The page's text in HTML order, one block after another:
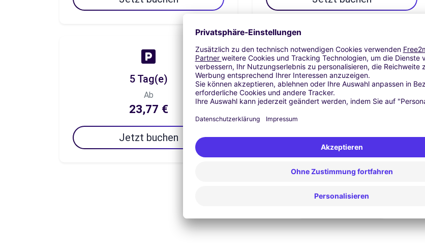
5 Tag(e)
Ab
23,77 €
Jetzt buchen
7 Tag(e)
27,02 €
Jetzt buchen